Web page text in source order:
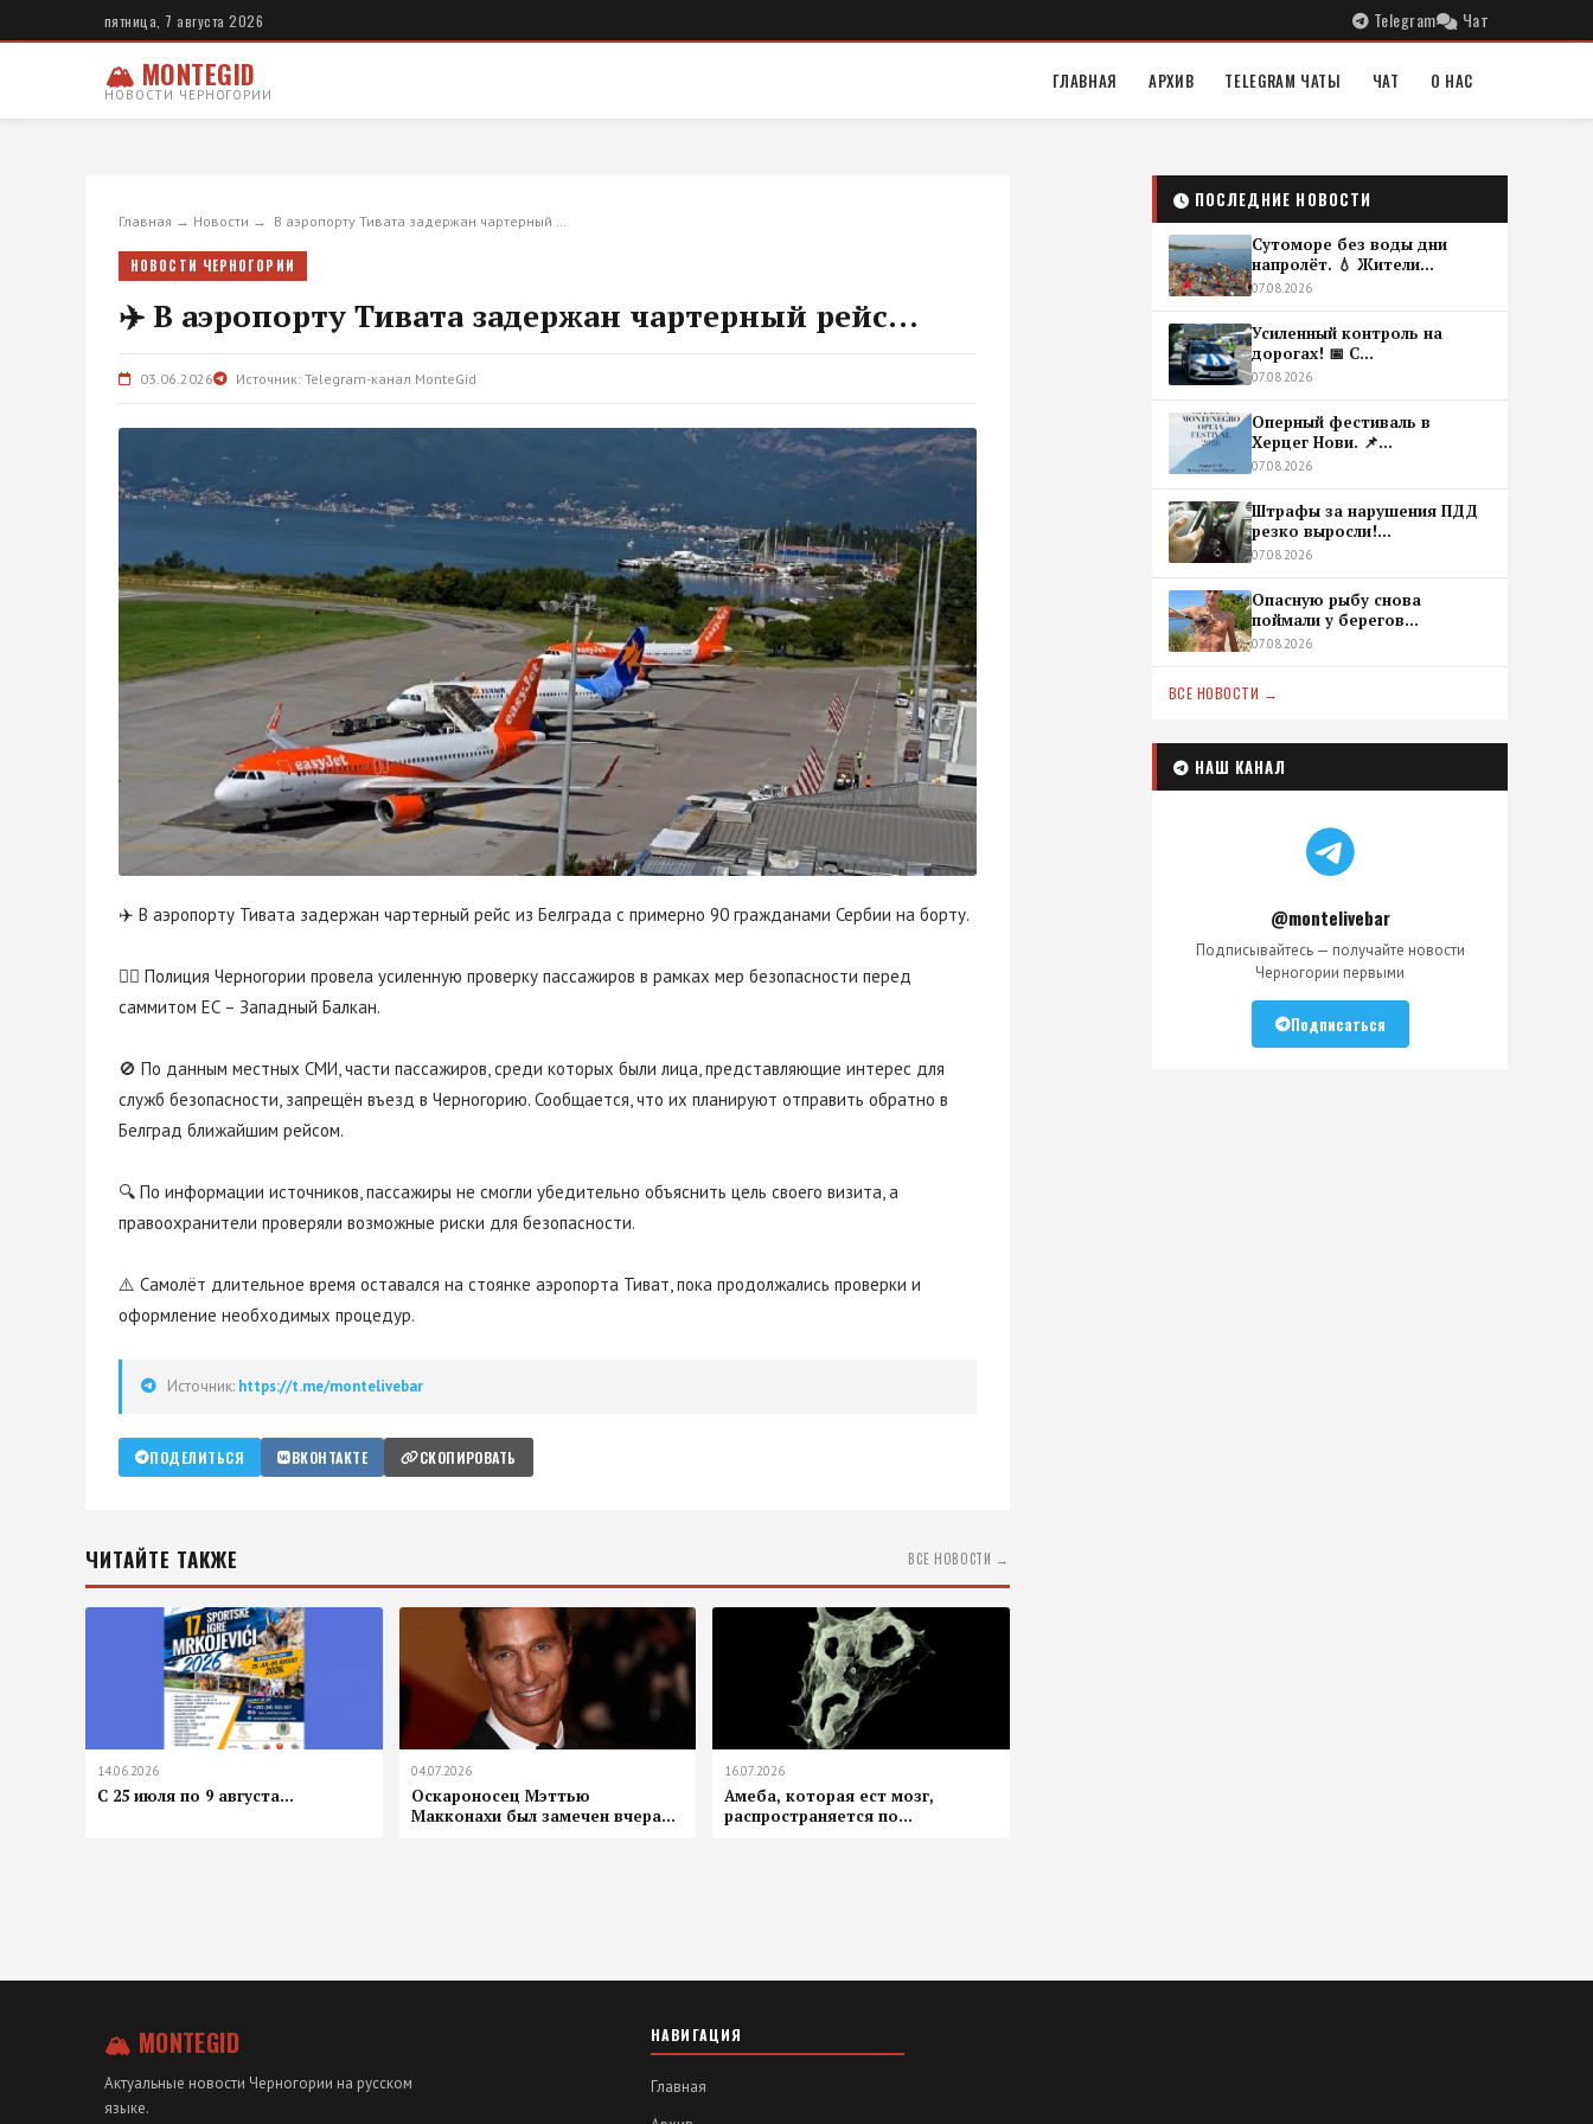
пятница, 7 августа 2026 Telegram Чат
🏔 MONTEGID
НОВОСТИ ЧЕРНОГОРИИ
ГЛАВНАЯ АРХИВ TELEGRAM ЧАТЫ ЧАТ О НАС
Главная → Новости → ️ В аэропорту Тивата задержан чартерный …
НОВОСТИ ЧЕРНОГОРИИ
✈️ В аэропорту Тивата задержан чартерный рейс...
03.06.2026 Источник: Telegram-канал MonteGid
✈️ В аэропорту Тивата задержан чартерный рейс из Белграда с примерно 90 гражданами Сербии на борту.
👮‍♂️ Полиция Черногории провела усиленную проверку пассажиров в рамках мер безопасности перед
саммитом ЕС – Западный Балкан.
🚫 По данным местных СМИ, части пассажиров, среди которых были лица, представляющие интерес для
служб безопасности, запрещён въезд в Черногорию. Сообщается, что их планируют отправить обратно в
Белград ближайшим рейсом.
🔍 По информации источников, пассажиры не смогли убедительно объяснить цель своего визита, а
правоохранители проверяли возможные риски для безопасности.
⚠️ Самолёт длительное время оставался на стоянке аэропорта Тиват, пока продолжались проверки и
оформление необходимых процедур.
Источник: https://t.me/montelivebar
ПОДЕЛИТЬСЯ ВКОНТАКТЕ СКОПИРОВАТЬ
ЧИТАЙТЕ ТАКЖЕ ВСЕ НОВОСТИ →
14.06.2026
С 25 июля по 9 августа...
04.07.2026
Оскароносец Мэттью
Макконахи был замечен вчера...
16.07.2026
Амеба, которая ест мозг,
распространяется по...
ПОСЛЕДНИЕ НОВОСТИ
Сутоморе без воды дни
напролёт. 💧 Жители...
07.08.2026
Усиленный контроль на
дорогах! 📅 С...
07.08.2026
Оперный фестиваль в
Херцег Нови. 📌...
07.08.2026
Штрафы за нарушения ПДД
резко выросли!...
07.08.2026
Опасную рыбу снова
поймали у берегов...
07.08.2026
ВСЕ НОВОСТИ →
НАШ КАНАЛ
@montelivebar
Подписывайтесь — получайте новости
Черногории первыми
Подписаться
🏔 MONTEGID
Актуальные новости Черногории на русском
языке.
НАВИГАЦИЯ
Главная